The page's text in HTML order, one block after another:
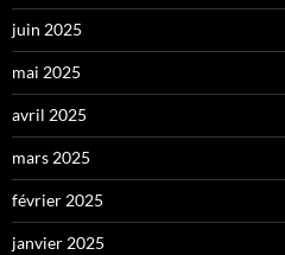
juin 2025
mai 2025
avril 2025
mars 2025
février 2025
janvier 2025